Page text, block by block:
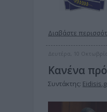
Διαβάστε
Δευτέρα, 10
Κανένα
Συντάκτης: